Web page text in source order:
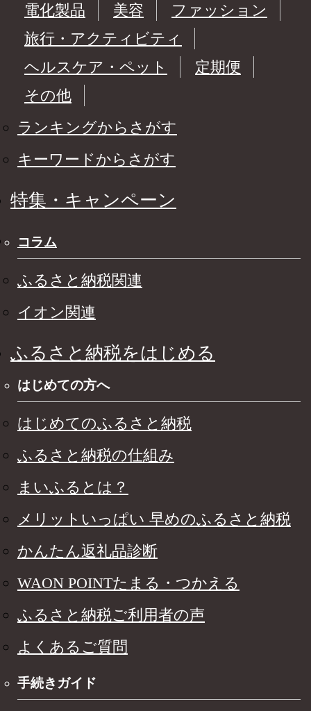
電化製品
美容
ファッション
旅行・アクティビティ
ヘルスケア・ペット
定期便
その他
ランキングからさがす
キーワードからさがす
特集・キャンペーン
コラム
ふるさと納税関連
イオン関連
ふるさと納税をはじめる
はじめての方へ
はじめてのふるさと納税
ふるさと納税の仕組み
まいふるとは？
メリットいっぱい 早めのふるさと納税
かんたん返礼品診断
WAON POINTたまる・つかえる
ふるさと納税ご利用者の声
よくあるご質問
手続きガイド